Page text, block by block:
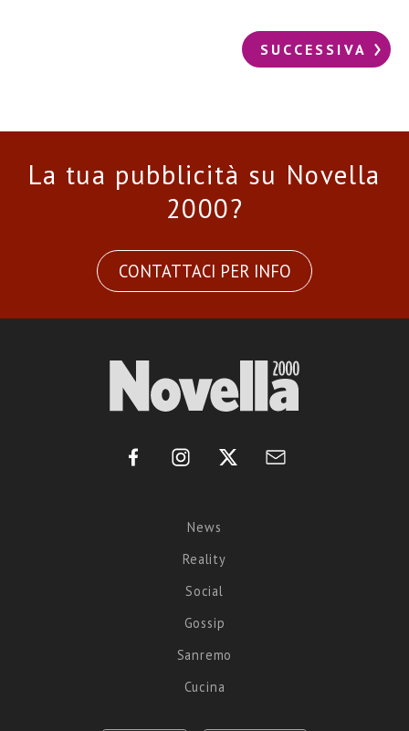
SUCCESSIVA
La tua pubblicità su Novella
2000?
CONTATTACI PER INFO
News
Reality
Social
Gossip
Sanremo
Cucina